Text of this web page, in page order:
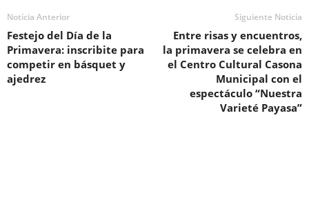
Noticia Anterior
Festejo del Día de la
Primavera: inscribite para
competir en básquet y
ajedrez
Siguiente Noticia
Entre risas y encuentros,
la primavera se celebra en
el Centro Cultural Casona
Municipal con el
espectáculo “Nuestra
Varieté Payasa”